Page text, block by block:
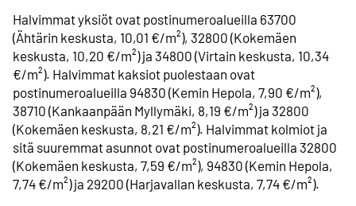
Halvimmat yksiöt ovat postinumeroalueilla 63700
(Ähtärin keskusta, 10,01 €/m²), 32800 (Kokemäen
keskusta, 10,20 €/m²) ja 34800 (Virtain keskusta, 10,34
€/m²). Halvimmat kaksiot puolestaan ovat
postinumeroalueilla 94830 (Kemin Hepola, 7,90 €/m²),
38710 (Kankaanpään Myllymäki, 8,19 €/m²) ja 32800
(Kokemäen keskusta, 8,21 €/m²). Halvimmat kolmiot ja
sitä suuremmat asunnot ovat postinumeroalueilla 32800
(Kokemäen keskusta, 7,59 €/m²), 94830 (Kemin Hepola,
7,74 €/m²) ja 29200 (Harjavallan keskusta, 7,74 €/m²).